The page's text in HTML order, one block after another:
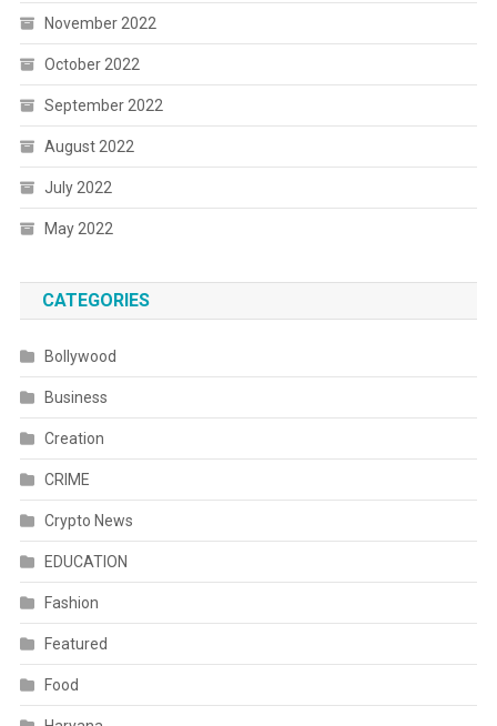
November 2022
October 2022
September 2022
August 2022
July 2022
May 2022
CATEGORIES
Bollywood
Business
Creation
CRIME
Crypto News
EDUCATION
Fashion
Featured
Food